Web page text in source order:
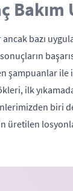
bazı
ile
ilk
biri